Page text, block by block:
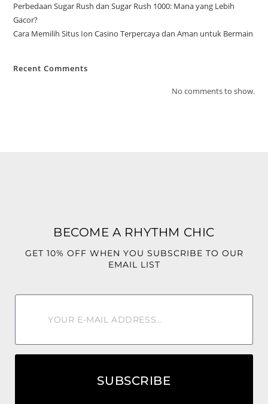
Perbedaan Sugar Rush dan Sugar Rush 1000: Mana yang Lebih
Gacor?
Cara Memilih Situs Ion Casino Terpercaya dan Aman untuk Bermain
Recent Comments
No comments to show.
BECOME A RHYTHM CHIC
GET 10% OFF WHEN YOU SUBSCRIBE TO OUR
EMAIL LIST
SUBSCRIBE